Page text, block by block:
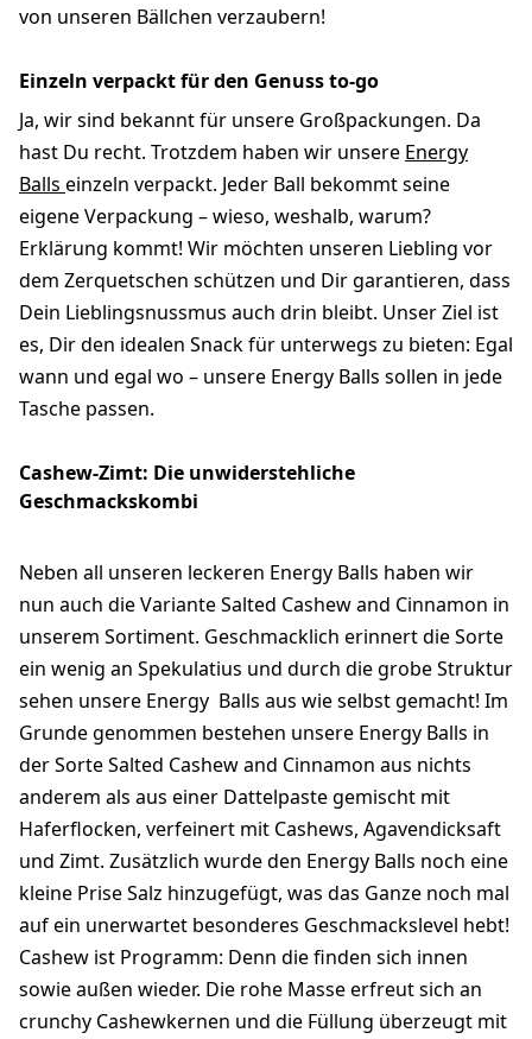
von unseren Bällchen verzaubern!
Einzeln verpackt für den Genuss to-go
Ja, wir sind bekannt für unsere Großpackungen. Da
hast Du recht. Trotzdem haben wir unsere Energy
Balls einzeln verpackt. Jeder Ball bekommt seine
eigene Verpackung – wieso, weshalb, warum?
Erklärung kommt! Wir möchten unseren Liebling vor
dem Zerquetschen schützen und Dir garantieren, dass
Dein Lieblingsnussmus auch drin bleibt. Unser Ziel ist
es, Dir den idealen Snack für unterwegs zu bieten: Egal
wann und egal wo – unsere Energy Balls sollen in jede
Tasche passen.
Cashew-Zimt: Die unwiderstehliche
Geschmackskombi
Neben all unseren leckeren Energy Balls haben wir
nun auch die Variante Salted Cashew and Cinnamon in
unserem Sortiment. Geschmacklich erinnert die Sorte
ein wenig an Spekulatius und durch die grobe Struktur
sehen unsere Energy Balls aus wie selbst gemacht! Im
Grunde genommen bestehen unsere Energy Balls in
der Sorte Salted Cashew and Cinnamon aus nichts
anderem als aus einer Dattelpaste gemischt mit
Haferflocken, verfeinert mit Cashews, Agavendicksaft
und Zimt. Zusätzlich wurde den Energy Balls noch eine
kleine Prise Salz hinzugefügt, was das Ganze noch mal
auf ein unerwartet besonderes Geschmackslevel hebt!
Cashew ist Programm: Denn die finden sich innen
sowie außen wieder. Die rohe Masse erfreut sich an
crunchy Cashewkernen und die Füllung überzeugt mit